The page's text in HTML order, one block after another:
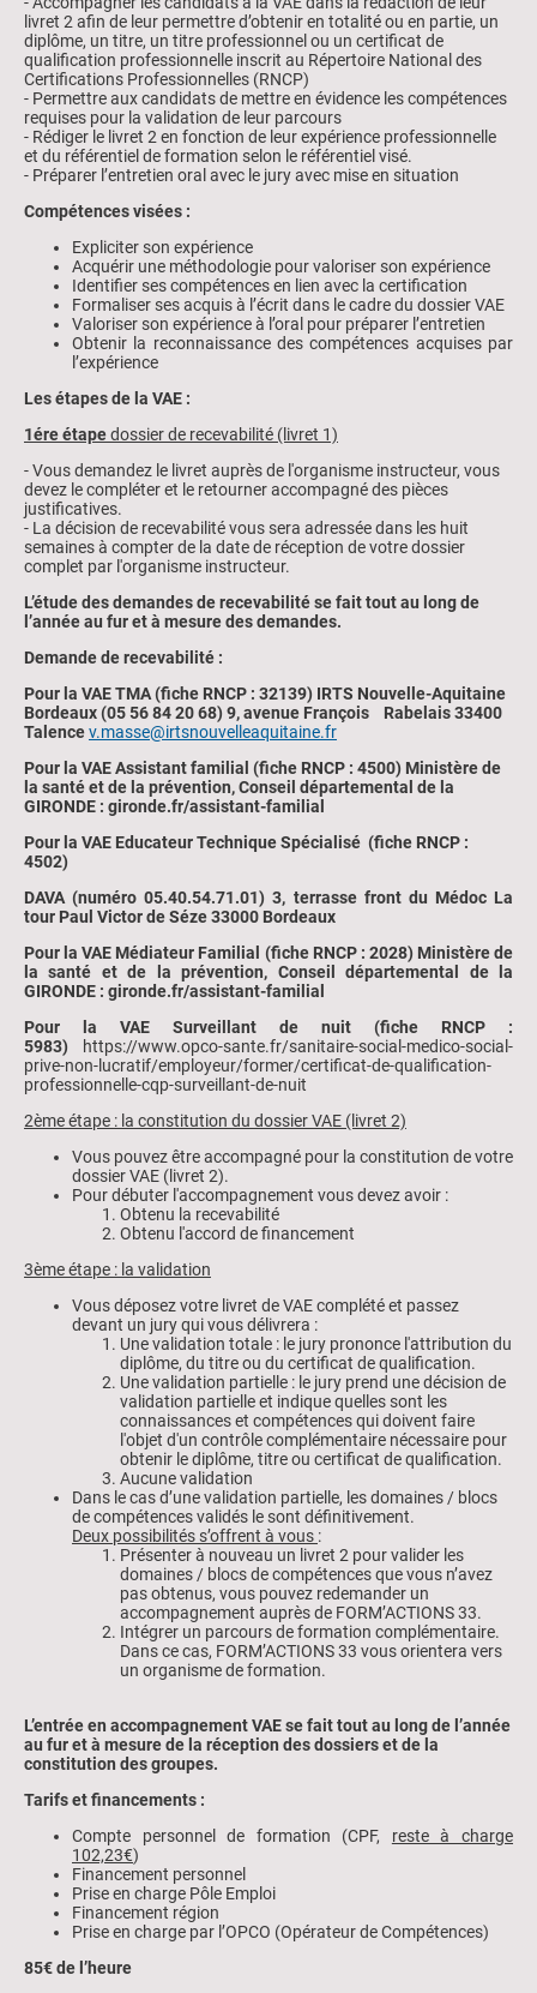
livret 2 afin de leur permettre d’obtenir en totalité ou en partie, un
diplôme, un titre, un titre professionnel ou un certificat de
qualification professionnelle inscrit au Répertoire National des
Certifications Professionnelles (RNCP)
- Permettre aux candidats de mettre en évidence les compétences
requises pour la validation de leur parcours
- Rédiger le livret 2 en fonction de leur expérience professionnelle
et du référentiel de formation selon le référentiel visé.
- Préparer l’entretien oral avec le jury avec mise en situation
Compétences visées :
Expliciter son expérience
Acquérir une méthodologie pour valoriser son expérience
Identifier ses compétences en lien avec la certification
Formaliser ses acquis à l’écrit dans le cadre du dossier VAE
Valoriser son expérience à l’oral pour préparer l’entretien
Obtenir la reconnaissance des compétences acquises par
l’expérience
Les étapes de la VAE :
1ére étapedossier de recevabilité (livret 1)
- Vous demandez le livret auprès de l'organisme instructeur, vous
devez le compléter et le retourner accompagné des pièces
justificatives.
- La décision de recevabilité vous sera adressée dans les huit
semaines à compter de la date de réception de votre dossier
complet par l'organisme instructeur.
L’étude des demandes de recevabilité se fait tout au long de
l’année au fur et à mesure des demandes.
Demande de recevabilité :
Pour la VAE TMA (fiche RNCP : 32139) IRTS Nouvelle-Aquitaine
Bordeaux (05 56 84 20 68) 9, avenue François Rabelais 33400
Talencev.masse@irtsnouvelleaquitaine.fr
Pour la VAE Assistant familial (fiche RNCP : 4500) Ministère de
la santé et de la prévention, Conseil départemental de la
GIRONDE : gironde.fr/assistant-familial
Pour la VAE Educateur Technique Spécialisé (fiche RNCP :
4502)
DAVA (numéro 05.40.54.71.01) 3, terrasse front du Médoc La
tour Paul Victor de Séze 33000 Bordeaux
Pour la VAE Médiateur Familial (fiche RNCP : 2028) Ministère de
la santé et de la prévention, Conseil départemental de la
GIRONDE : gironde.fr/assistant-familial
Pour la VAE Surveillant de nuit (fiche RNCP :
5983)
https://www.opco-sante.fr/sanitaire-social-medico-social-
prive-non-lucratif/employeur/former/certificat-de-qualification-
professionnelle-cqp-surveillant-de-nuit
2ème étape : la constitution du dossier VAE (livret 2)
Vous pouvez être accompagné pour la constitution de votre
dossier VAE (livret 2).
Pour débuter l'accompagnement vous devez avoir :
Obtenu la recevabilité
Obtenu l'accord de financement
3ème étape : la validation
Vous déposez votre livret de VAE complété et passez
devant un jury qui vous délivrera :
Une validation totale : le jury prononce l'attribution du
diplôme, du titre ou du certificat de qualification.
Une validation partielle : le jury prend une décision de
validation partielle et indique quelles sont les
connaissances et compétences qui doivent faire
l'objet d'un contrôle complémentaire nécessaire pour
obtenir le diplôme, titre ou certificat de qualification.
Aucune validation
Dans le cas d’une validation partielle, les domaines / blocs
de compétences validés le sont définitivement.
Deux possibilités s’offrent à vous :
Présenter à nouveau un livret 2 pour valider les
domaines / blocs de compétences que vous n’avez
pas obtenus, vous pouvez redemander un
accompagnement auprès de FORM’ACTIONS 33.
Intégrer un parcours de formation complémentaire.
Dans ce cas, FORM’ACTIONS 33 vous orientera vers
un organisme de formation.
L’entrée en accompagnement VAE se fait tout au long de l’année
au fur et à mesure de la réception des dossiers et de la
constitution des groupes.
Tarifs et financements :
Compte personnel de formation (CPF, reste à charge
102,23€)
Financement personnel
Prise en charge Pôle Emploi
Financement région
Prise en charge par l’OPCO (Opérateur de Compétences)
85€ de l’heure